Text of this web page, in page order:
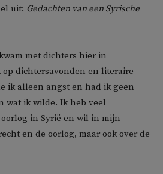
uit: Gedachten van een Syrische
met dichters hier in
dichtersavonden en literaire
ik alleen angst en had ik geen
wat ik wilde. Ik heb veel
in Syrië en wil in mijn
en de oorlog, maar ook over de